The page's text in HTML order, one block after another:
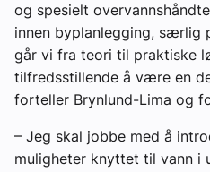
og spesielt
innen byplanlegging, særlig
går vi fra teori til praktiske
tilfredsstillende å være en
forteller Brynlund-Lima og
– Jeg skal jobbe med å
muligheter knyttet til vann i